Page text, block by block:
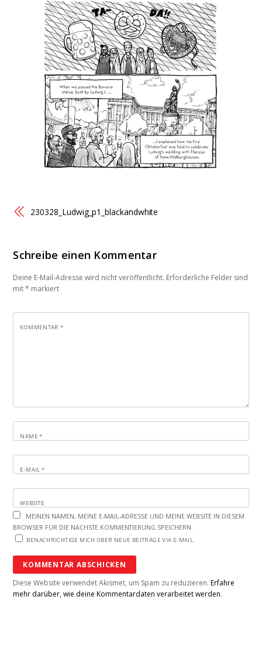
230328_Ludwig_p1_blackandwhite
Schreibe einen Kommentar
Deine E-Mail-Adresse wird nicht veröffentlicht. Erforderliche Felder sind
mit* markiert
KOMMENTAR*
NAME*
E-MAIL*
WEBSITE
MEINEN NAMEN, MEINE E-MAIL-ADRESSE UND MEINE WEBSITE IN DIESEM
BROWSER FÜR DIE NÄCHSTE KOMMENTIERUNG SPEICHERN.
BENACHRICHTIGE MICH ÜBER NEUE BEITRÄGE VIA E-MAIL.
Diese Website verwendet Akismet, um Spam zu reduzieren.Erfahre
mehr darüber, wie deine Kommentardaten verarbeitet werden.